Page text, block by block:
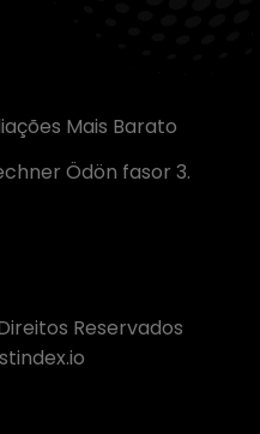
Mais Barato
Ödön fasor 3.
Reservados